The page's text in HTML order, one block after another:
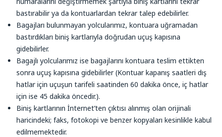
bastırabilir ya da kontuarlardan tekrar talep edebilirler.
Bagajları bulunmayan yolcularımız, kontuara uğramadan
bastırdıkları biniş kartlarıyla doğrudan uçuş kapısına
gidebilirler.
Bagajlı yolcularımız ise bagajlarını kontuara teslim ettikten
sonra uçuş kapısına gidebilirler (Kontuar kapanış saatleri dış
hatlar için uçuşun tarifeli saatinden 60 dakika önce, iç hatlar
için ise 45 dakika öncedir.).
Biniş kartlarının İnternet’ten çıktısı alınmış olan orijinali
haricindeki; faks, fotokopi ve benzer kopyaları kesinlikle kabul
edilmemektedir.